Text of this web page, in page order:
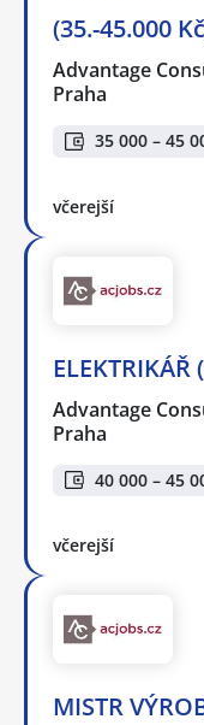
(35.-45.000
Advantage
Praha
35 000 – 45
včerejší
Advantage
Praha
40 000 – 45
včerejší
MISTR